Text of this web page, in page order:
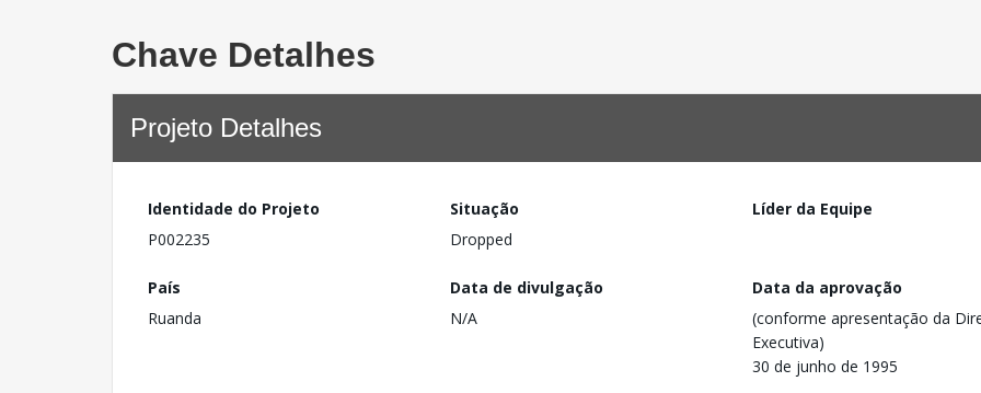
Chave Detalhes
Projeto Detalhes
Identidade do Projeto
P002235
Situação
Dropped
Líder da Equipe
País
Ruanda
Data de divulgação
N/A
Data da aprovação
(conforme apresentação da
Executiva)
30 de junho de 1995